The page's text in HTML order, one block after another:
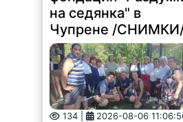
134 | 2026-08-06 11:06:50
В читалище "Христо Ботев" в
село Чупрене се проведе
вълнуваща среща с
основател на фондация
на седянка" Незабравка